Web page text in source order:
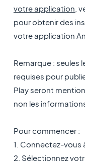
votre application ,
pour obtenir des
votre application
Remarque : seules
requises pour
Play seront
non les
Pour commencer :
1. Connectez-vous
2. Sélectionnez